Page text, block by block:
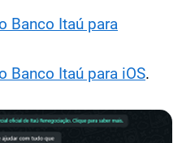
Banco Itaú para
Banco Itaú para iOS.